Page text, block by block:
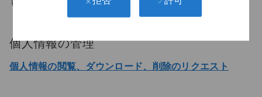
拒否 許可
もすべて削除されます。
個人情報の管理
個人情報の閲覧、ダウンロード、削除のリクエスト